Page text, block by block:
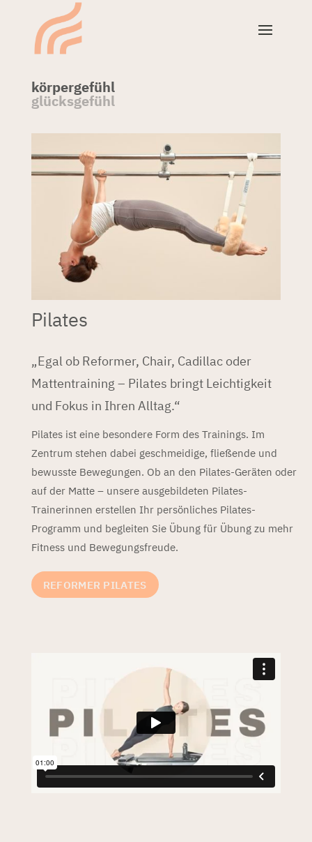
körpergefühl
glücksgefühl
Pilates
„Egal ob Reformer, Chair, Cadillac oder
Mattentraining – Pilates bringt Leichtigkeit
und Fokus in Ihren Alltag.“
Pilates ist eine besondere Form des Trainings. Im
Zentrum stehen dabei geschmeidige, fließende und
bewusste Bewegungen. Ob an den Pilates-Geräten oder
auf der Matte – unsere ausgebildeten Pilates-
Trainerinnen erstellen Ihr persönliches Pilates-
Programm und begleiten Sie Übung für Übung zu mehr
Fitness und Bewegungsfreude.
REFORMER PILATES